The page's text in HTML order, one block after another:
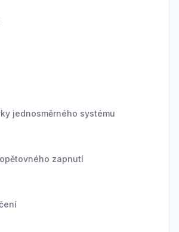
jednosměrného systému
zapnutí